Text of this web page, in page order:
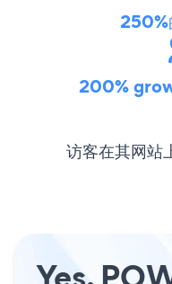
250%
200%
访客在其网站